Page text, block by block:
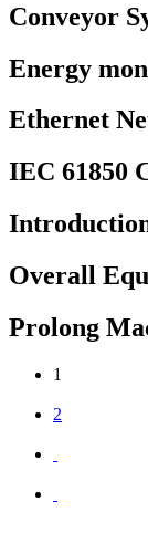
Conveyor
Energy
Ethernet
IEC 61850
Overall
Prolong
1
2